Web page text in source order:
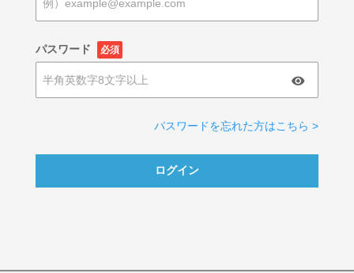
パスワード 必須
パスワードを忘れた方はこちら >
ログイン